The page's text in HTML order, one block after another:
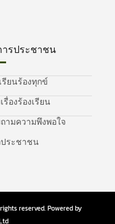
รประชาชน
รียนร้องทุกข์
รื่องร้องเรียน
ามความพึงพอใจ
ระชาชน
reserved. Powered by